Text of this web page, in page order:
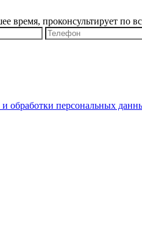
время, проконсультирует по
обработки персональных